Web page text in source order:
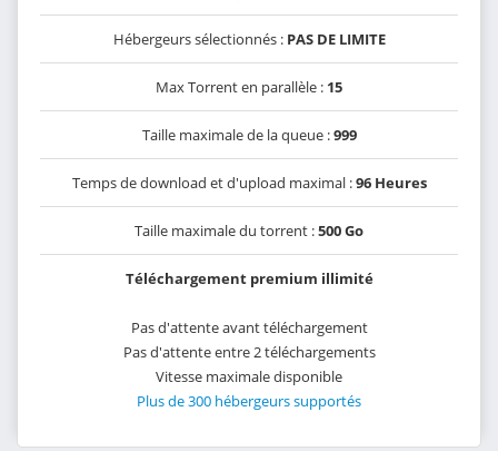
Hébergeurs sélectionnés : PAS DE LIMITE
Max Torrent en parallèle : 15
Taille maximale de la queue :999
Temps de download et d'upload maximal :96 Heures
Taille maximale du torrent :500 Go
Téléchargement premium illimité
Pas d'attente avant téléchargement
Pas d'attente entre 2 téléchargements
Vitesse maximale disponible
Plus de 300 hébergeurs supportés